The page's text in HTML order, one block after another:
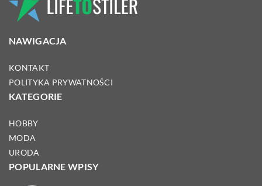
NAWIGACJA
KONTAKT
POLITYKA PRYWATNOŚCI
KATEGORIE
HOBBY
MODA
URODA
POPULARNE WPISY